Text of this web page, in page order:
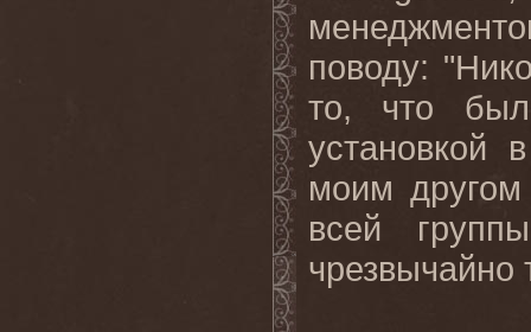
поводу:
то, что
установкой
моим
всей
группы
чрезвычайно